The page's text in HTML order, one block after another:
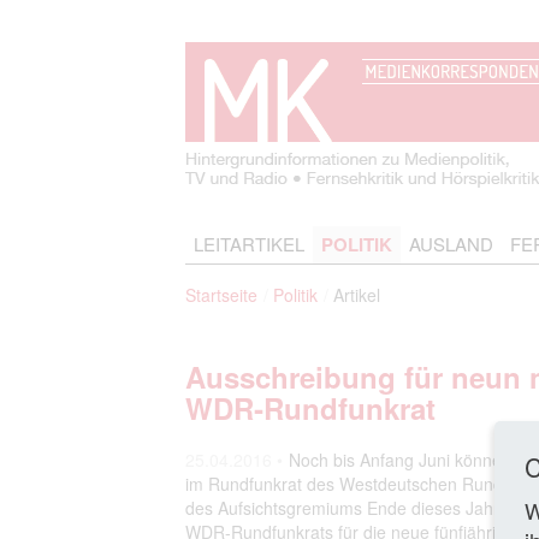
LEITARTIKEL POLITIK AUSLAND
Startseite Politik Artikel
Ausschreibung für neun
WDR‑Rundfunkrat
Noch bis Anfang Juni können
im Rundfunkrat des Westdeutschen
des Aufsichtsgremiums Ende dieses Jahres
WDR-Rundfunkrats für die neue fünfjährige